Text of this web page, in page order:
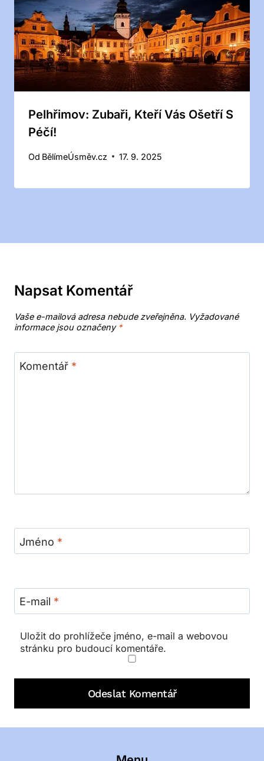
Pelhřimov: Zubaři, Kteří Vás Ošetří S
Péčí!
Od BělímeÚsměv.cz 17. 9. 2025
Napsat Komentář
Vaše e-mailová adresa nebude zveřejněna. Vyžadované
informace jsou označeny *
Komentář *
Jméno *
E-mail *
Uložit do prohlížeče jméno, e-mail a webovou
stránku pro budoucí komentáře.